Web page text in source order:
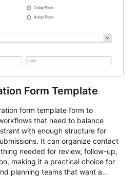
Form Template
form template form to
that need to balance
with enough structure for
It can organize contact
needed for review, follow-up,
making it a practical choice for
planning teams that want a